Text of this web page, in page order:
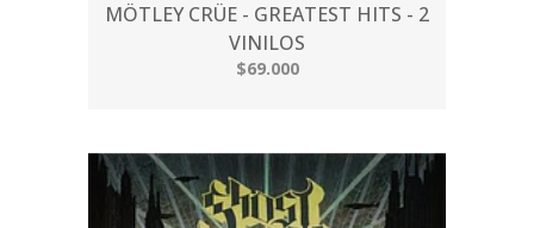
MÖTLEY CRÜE - GREATEST HITS - 2
VINILOS
$69.000